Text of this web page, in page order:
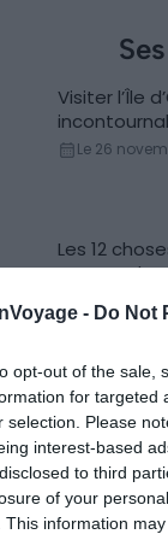
- Do Not
opt-out of the sale,
for targeted
selection. Please
interest-based
to third
of your
This information
Visiter l’Île
Le 26
Les 12
Katmandou
Le 24
Visiter l’Île
Le 15 juillet